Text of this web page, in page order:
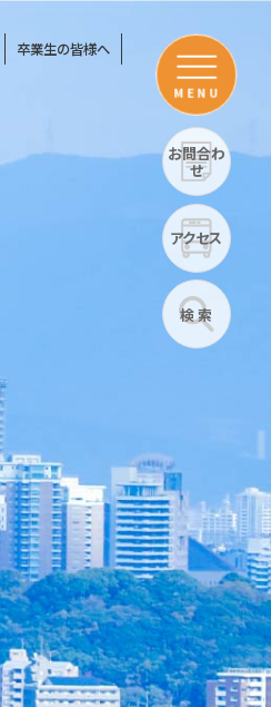
卒業生の皆様へ
MENU
お問合わ
せ
アクセス
検 索